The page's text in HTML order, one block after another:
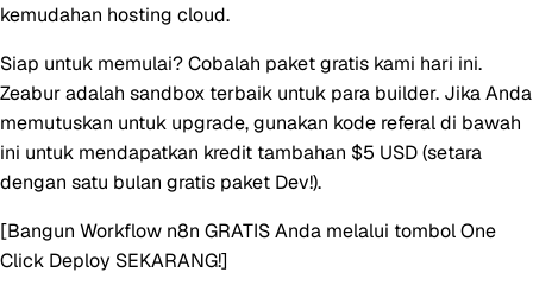
kemudahan hosting cloud.
Siap untuk memulai?Cobalah paket gratis kami hari ini.
Zeabur adalah sandbox terbaik untuk para builder. Jika Anda
memutuskan untuk upgrade, gunakan kode referal di bawah
ini untuk mendapatkan kredit tambahan $5 USD(setara
dengan satu bulan gratis paket Dev!).
[Bangun Workflow n8n GRATIS Anda melalui tombol One
Click Deploy SEKARANG!]